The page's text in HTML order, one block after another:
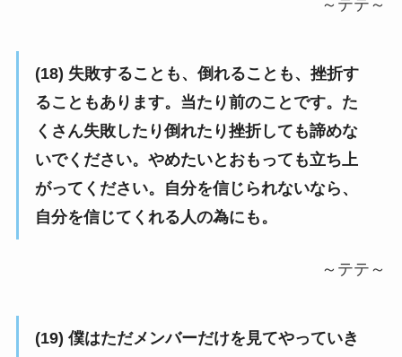
～テテ～
(18) 失敗することも、倒れることも、挫折す
ることもあります。当たり前のことです。た
くさん失敗したり倒れたり挫折しても諦めな
いでください。やめたいとおもっても立ち上
がってください。自分を信じられないなら、
自分を信じてくれる人の為にも。
～テテ～
(19) 僕はただメンバーだけを見てやっていき